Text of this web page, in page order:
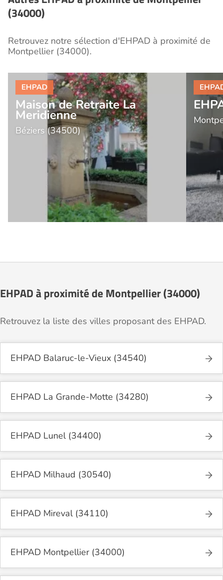
(34000)
Retrouvez notre sélection d'EHPAD à proximité de
Montpellier (34000).
Maison de Retraite La
Meridienne
Béziers (34500)
EHPAD à proximité de Montpellier (34000)
Retrouvez la liste des villes proposant des EHPAD.
EHPAD Balaruc-le-Vieux (34540)
EHPAD La Grande-Motte (34280)
EHPAD Lunel (34400)
EHPAD Milhaud (30540)
EHPAD Mireval (34110)
EHPAD Montpellier (34000)